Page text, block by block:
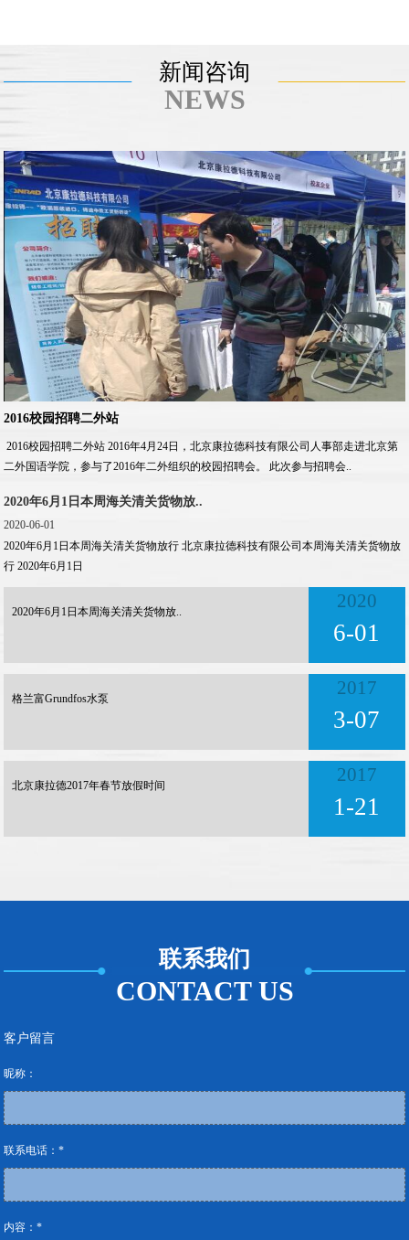
新闻咨询
NEWS
2016校园招聘二外站
2016校园招聘二外站 2016年4月24日，北京康拉德科技有限公司人事部走进北京第
二外国语学院，参与了2016年二外组织的校园招聘会。 此次参与招聘会..
2020年6月1日本周海关清关货物放..
2020-06-01
2020年6月1日本周海关清关货物放行 北京康拉德科技有限公司本周海关清关货物放
行 2020年6月1日
2020年6月1日本周海关清关货物放.. 2020
6-01
格兰富Grundfos水泵 2017
3-07
北京康拉德2017年春节放假时间 2017
1-21
联系我们
CONTACT US
客户留言
昵称：
联系电话：*
内容：*